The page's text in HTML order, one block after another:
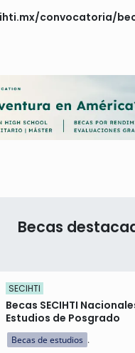
Becas
SECIHTI
Becas SECIHTI
Estudios de Posgrado
Becas de estudios